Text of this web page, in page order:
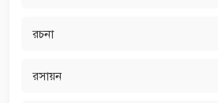
রচনা
রসায়ন